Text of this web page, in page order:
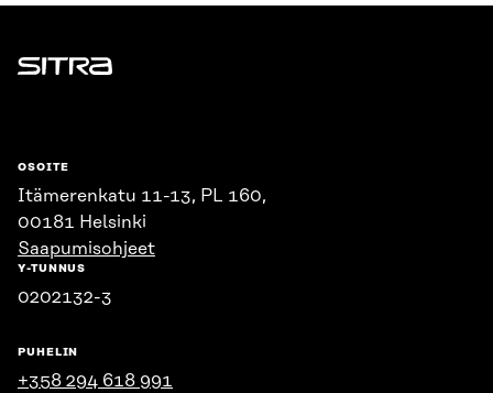
Sitra
OSOITE
Itämerenkatu 11-13, PL 160,
00181 Helsinki
Saapumisohjeet
Y-TUNNUS
0202132-3
PUHELIN
+358 294 618 991